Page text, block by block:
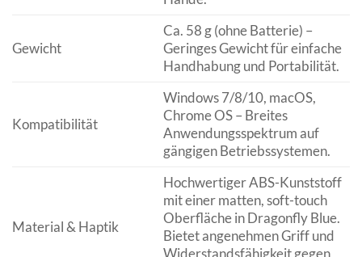
Gewicht
Ca. 58 g (ohne Batterie) –
Geringes Gewicht für einfache
Handhabung und Portabilität.
Kompatibilität
Windows 7/8/10, macOS,
Chrome OS – Breites
Anwendungsspektrum auf
gängigen Betriebssystemen.
Material & Haptik
Hochwertiger ABS-Kunststoff
mit einer matten, soft-touch
Oberfläche in Dragonfly Blue.
Bietet angenehmen Griff und
Widerstandsfähigkeit gegen